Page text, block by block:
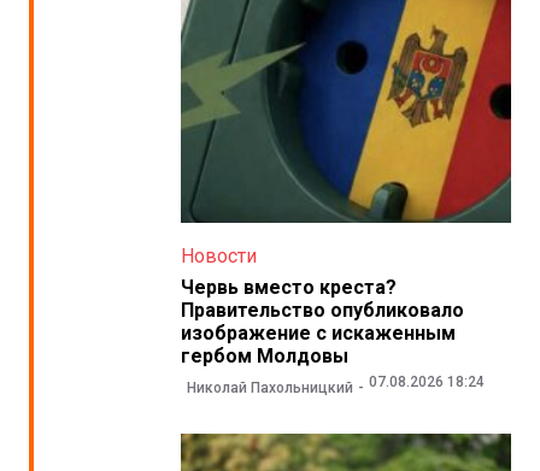
Новости
Червь вместо креста?
Правительство опубликовало
изображение с искаженным
гербом Молдовы
Николай Пахольницкий 07.08.2026 18:24